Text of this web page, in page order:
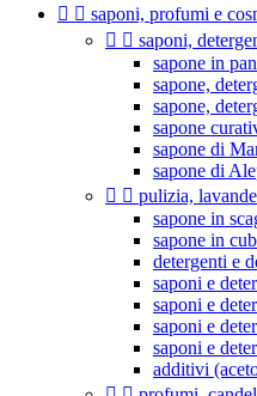
  saponi, profumi e
  saponi,
sapone in
sapone,
sapone,
sapone
sapone di
sapone di
  pulizia,
sapone in
sapone in
detergenti e
saponi e
saponi e
saponi e
saponi e
additivi